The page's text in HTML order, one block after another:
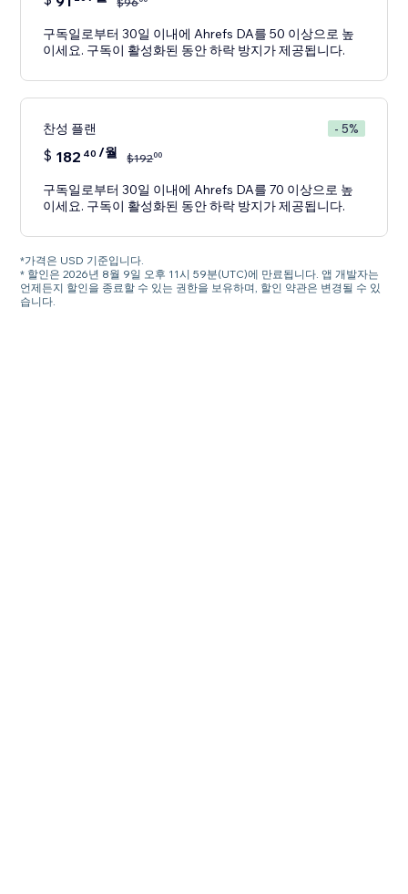
구독일로부터 30일 이내에 Ahrefs DA를 50 이상으로 높
이세요. 구독이 활성화된 동안 하락 방지가 제공됩니다.
찬성 플랜 - 5%
$ 182 40 /월 $19200
구독일로부터 30일 이내에 Ahrefs DA를 70 이상으로 높
이세요. 구독이 활성화된 동안 하락 방지가 제공됩니다.
*가격은 USD 기준입니다.
* 할인은 2026년 8월 9일 오후 11시 59분(UTC)에 만료됩니다. 앱 개발자는
언제든지 할인을 종료할 수 있는 권한을 보유하며, 할인 약관은 변경될 수 있
습니다.